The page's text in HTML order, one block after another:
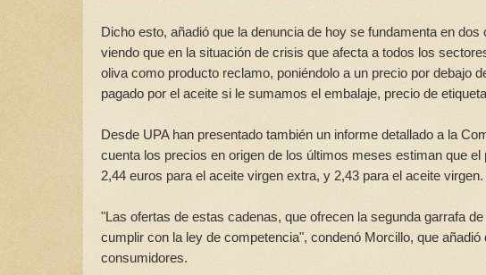
Dicho esto, añadió que la denuncia de hoy se fundamenta en
viendo que en la situación de crisis que afecta a todos los
oliva como producto reclamo, poniéndolo a un precio por debajo
pagado por el aceite si le sumamos el embalaje, precio de
Desde UPA han presentado también un informe detallado a la
cuenta los precios en origen de los últimos meses estiman que
2,44 euros para el aceite virgen extra, y 2,43 para el aceite virgen.
"Las ofertas de estas cadenas, que ofrecen la segunda garrafa
cumplir con la ley de competencia", condenó Morcillo, que
consumidores.